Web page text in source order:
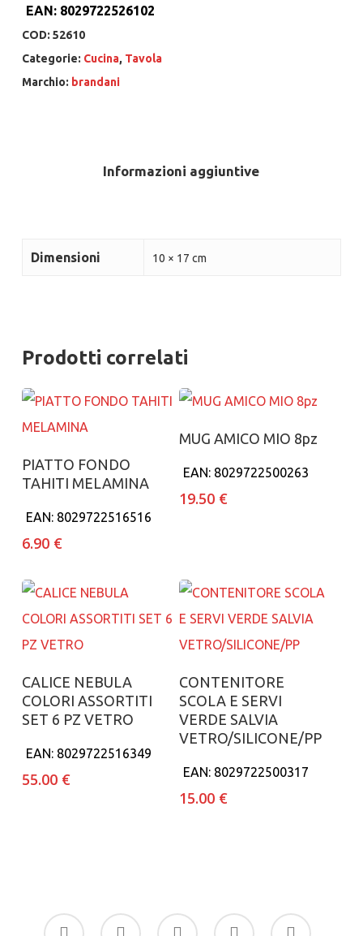
EAN: 8029722526102
COD: 52610
Categorie: Cucina, Tavola
Marchio: brandani
Informazioni aggiuntive
Dimensioni 10 × 17 cm
Prodotti correlati
Aggiungi al carrello
PIATTO FONDO
TAHITI MELAMINA
EAN: 8029722516516
6.90 €
Aggiungi al carrello
MUG AMICO MIO 8pz
EAN: 8029722500263
19.50 €
Aggiungi al carrello
CALICE NEBULA
COLORI ASSORTITI
SET 6 PZ VETRO
EAN: 8029722516349
55.00 €
Aggiungi al carrello
CONTENITORE
SCOLA E SERVI
VERDE SALVIA
VETRO/SILICONE/PP
EAN: 8029722500317
15.00 €
facebook
google-
instagram whatsapp tiktok